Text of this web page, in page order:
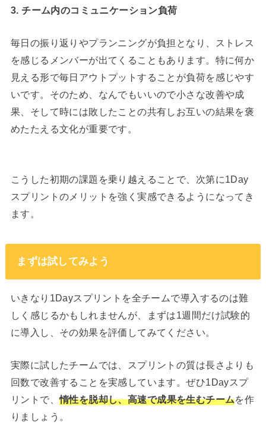
3. チーム内のコミュニケーション負荷
毎日の振り返りやプランニングが負担となり、ストレス
を感じるメンバーが出てくることもあります。特に何か
見える形で毎日アウトプットすることが負荷を感じやす
いです。そのため、なんでもいいので小さな改善や成
果、そして時には敗したことの共有しお互いの結果を褒
めたたえる文化が重要です。
こうした初期の課題を乗り越えることで、次第に1Day
スプリントのメリットを強く実感できるようになってき
ます。
まずは試してみよう
いきなり1Dayスプリントを全チームで導入するのは難
しく感じるかもしれませんが、まずは1週間だけ試験的
に導入し、その効果を評価してみてください。
実際に試したチームでは、スプリントの質は長さよりも
回数で改善することを実感しています。ぜひ1Dayスプ
リントで、惰性を脱却し、高速で成果を生むチームを作
りましょう。